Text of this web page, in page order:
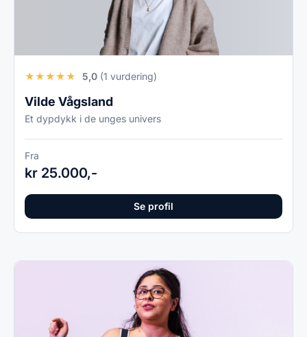
★★★★★ 5,0 (1 vurdering)
Vilde Vågsland
Et dypdykk i de unges univers
Fra
kr 25.000,-
Se profil